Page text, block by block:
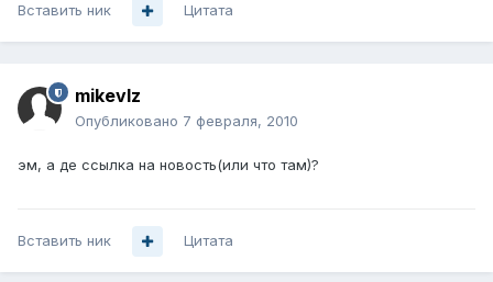
Вставить ник Цитата
mikevlz
Опубликовано 7 февраля, 2010
эм, а де ссылка на новость(или что там)?
Вставить ник Цитата